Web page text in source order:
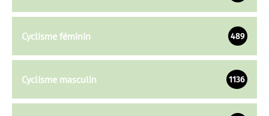
Cyclisme féminin 489
Cyclisme masculin 1136